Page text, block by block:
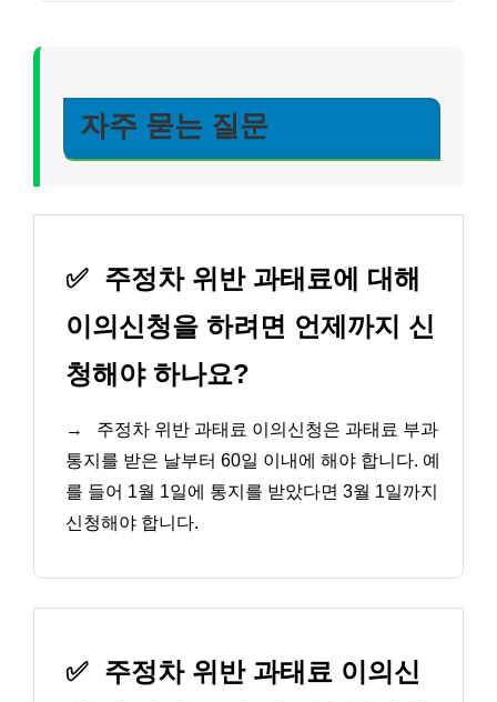
자주 묻는 질문
✅ 주정차 위반 과태료에 대해
이의신청을 하려면 언제까지 신
청해야 하나요?
→
주정차 위반 과태료 이의신청은 과태료 부과
통지를 받은 날부터 60일 이내에 해야 합니다. 예
를 들어 1월 1일에 통지를 받았다면 3월 1일까지
신청해야 합니다.
✅ 주정차 위반 과태료 이의신